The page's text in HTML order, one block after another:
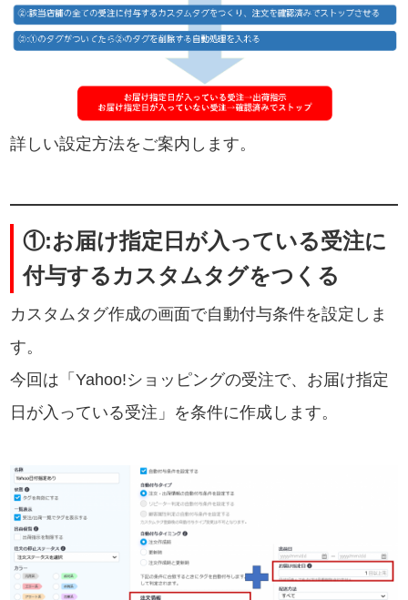
詳しい設定方法をご案内します。
①:お届け指定日が入っている受注に
付与するカスタムタグをつくる
カスタムタグ作成の画面で自動付与条件を設定しま
す。
今回は「Yahoo!ショッピングの受注で、お届け指定
日が入っている受注」を条件に作成します。